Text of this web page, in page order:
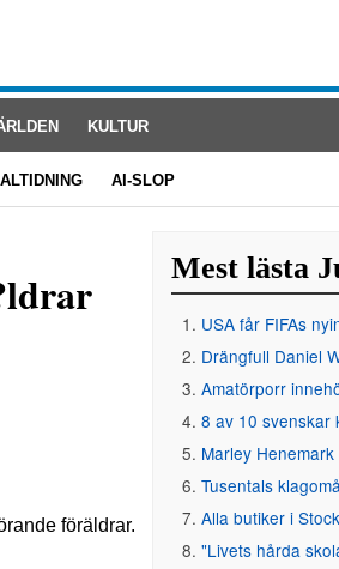
KULTUR
AI-SLOP
föräldrar.
Mest lästa
USA får FIFAs
Drängfull Daniel
Amatörporr
8 av 10 svenskar
Marley
Tusentals
Alla butiker i
"Livets hårda